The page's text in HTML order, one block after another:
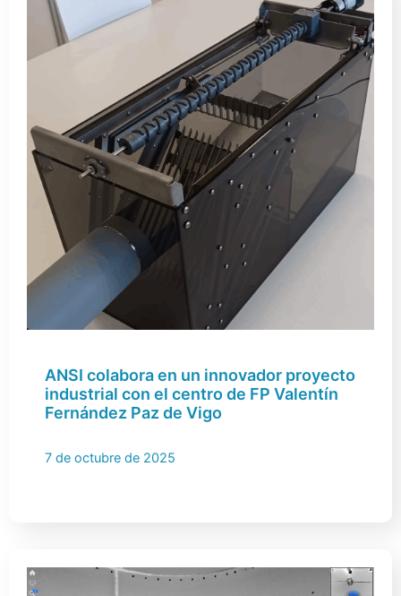
ANSI colabora en un innovador proyecto
industrial con el centro de FP Valentín
Fernández Paz de Vigo
7 de octubre de 2025